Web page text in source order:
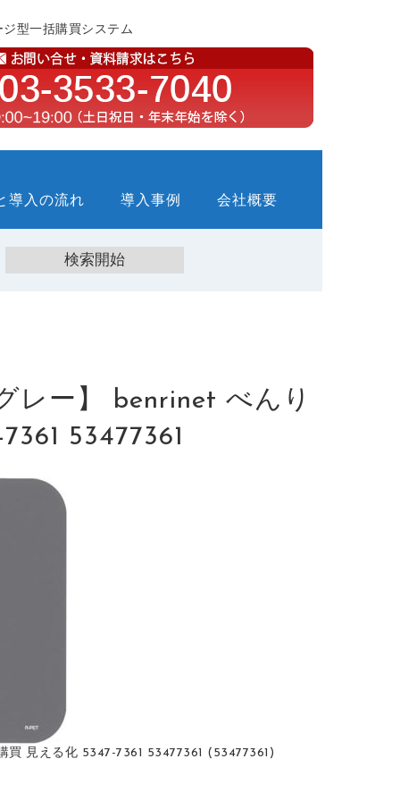
型一括購買システム
導入の流れ 導入事例 会社概要
ー】 benrinet べんり
53477361
見える化 5347-7361 53477361 (53477361)